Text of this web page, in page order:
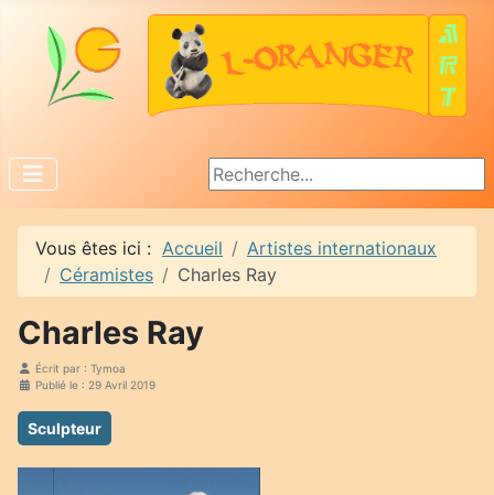
Rechercher
Vous êtes ici : Accueil
Artistes internationaux
Céramistes
Charles Ray
Charles Ray
Écrit par : Tymoa
Publié le : 29 Avril 2019
Sculpteur